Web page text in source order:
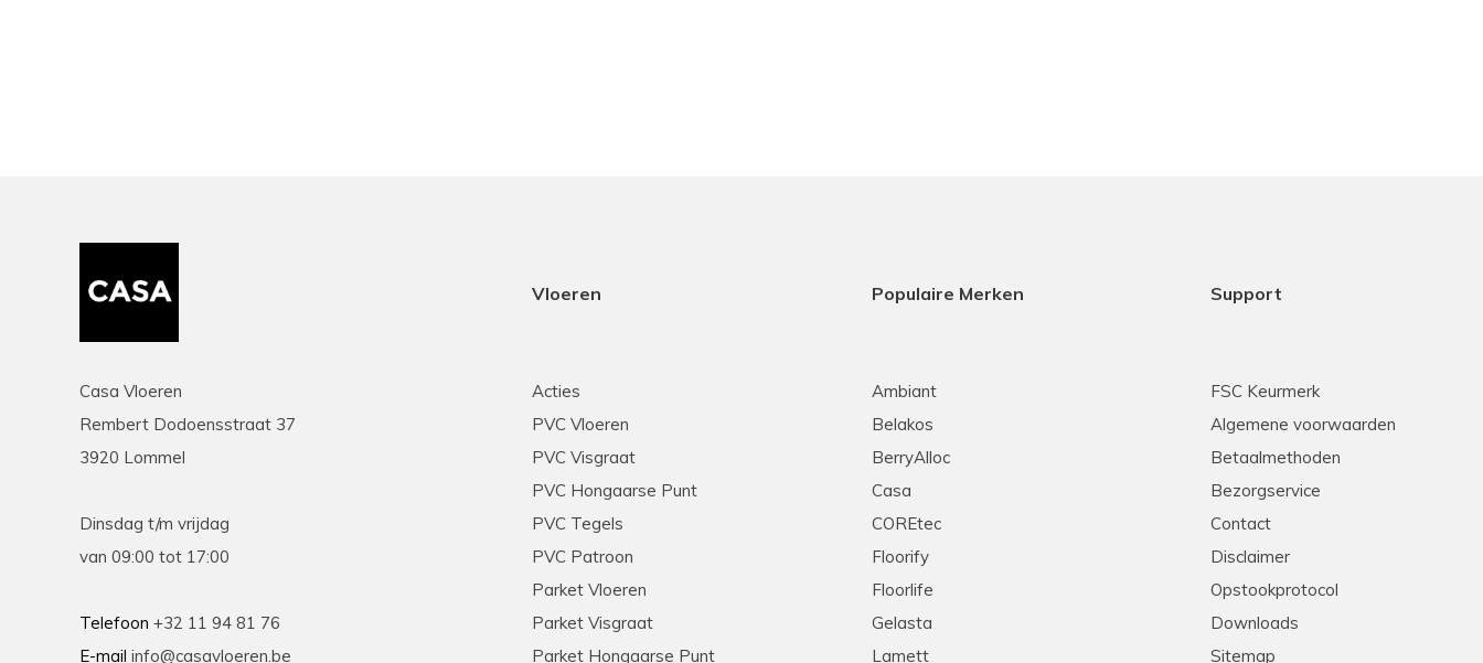
Casa Vloeren
Rembert Dodoensstraat 37
3920 Lommel
Dinsdag t/m vrijdag
van 09:00 tot 17:00
Telefoon +32 11 94 81 76
E-mail info@casavloeren.be
Vloeren
Acties
PVC Vloeren
PVC Visgraat
PVC Hongaarse Punt
PVC Tegels
PVC Patroon
Parket Vloeren
Parket Visgraat
Parket Hongaarse Punt
Populaire Merken
Ambiant
Belakos
BerryAlloc
Casa
COREtec
Floorify
Floorlife
Gelasta
Lamett
Support
FSC Keurmerk
Algemene voorwaarden
Betaalmethoden
Bezorgservice
Contact
Disclaimer
Opstookprotocol
Downloads
Sitemap